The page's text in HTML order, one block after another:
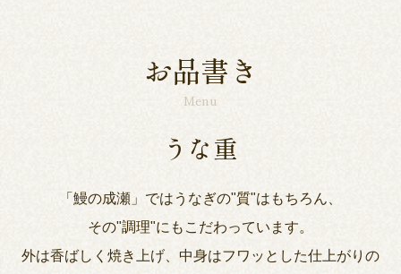
お品書き
Menu
うな重
「鰻の成瀬」ではうなぎの"質"はもちろん、
その"調理"にもこだわっています。
外は香ばしく焼き上げ、中身はフワッとした仕上がりの